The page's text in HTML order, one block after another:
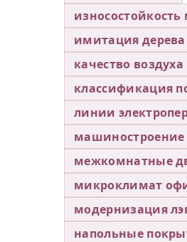
имитация дерева
качество воздуха
классификация
линии
машиностроение
межкомнатные
микроклимат
модернизация
напольные